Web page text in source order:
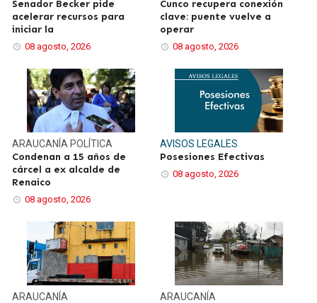
Senador Becker pide
acelerar recursos para
iniciar la
08 agosto, 2026
Cunco recupera conexión
clave: puente vuelve a
operar
08 agosto, 2026
ARAUCANÍA POLÍTICA
Condenan a 15 años de
cárcel a ex alcalde de
Renaico
08 agosto, 2026
AVISOS LEGALES
Posesiones Efectivas
08 agosto, 2026
ARAUCANÍA ARAUCANÍA